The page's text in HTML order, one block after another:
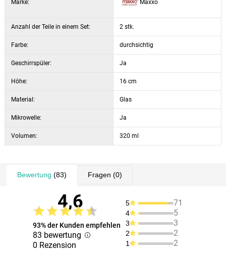
Marke: Maxxo
Anzahl der Teile in einem Set: 2 stk.
Farbe: durchsichtig
Geschirrspüler: Ja
Höhe: 16 cm
Material: Glas
Mikrowelle: Ja
Volumen: 320 ml
Bewertung (83) Fragen (0)
4,6
93% der Kunden empfehlen
83 bewertung
0 Rezension
5 71
4 5
3 3
2 2
1 2